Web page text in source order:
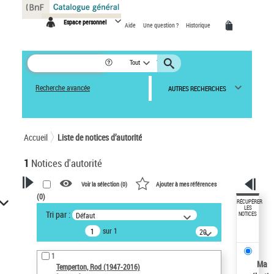
Espace personnel Aide Une question ? Historique
Tout
Recherche avancée AUTRES RECHERCHES
Accueil Liste de notices d’autorité
1 Notices d'autorité
VOTRE RECHERCHE
Recherche avancée dans les
notices d’autorité
Œuvres liées à l'auteur :
Temperton, Rod (1947-2016)
Voir la sélection (0) Ajouter à mes références
(0)
Tri par : Défaut
sur 1
20
résultats/page
1
Temperton, Rod (1947-2016)
RÉCUPÉRER
LES
NOTICES
Ma
Panneau de gestion des cookies